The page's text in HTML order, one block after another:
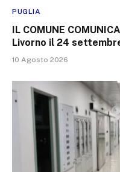
PUGLIA
IL COMUNE
Livorno il 24
10 Agosto 2026